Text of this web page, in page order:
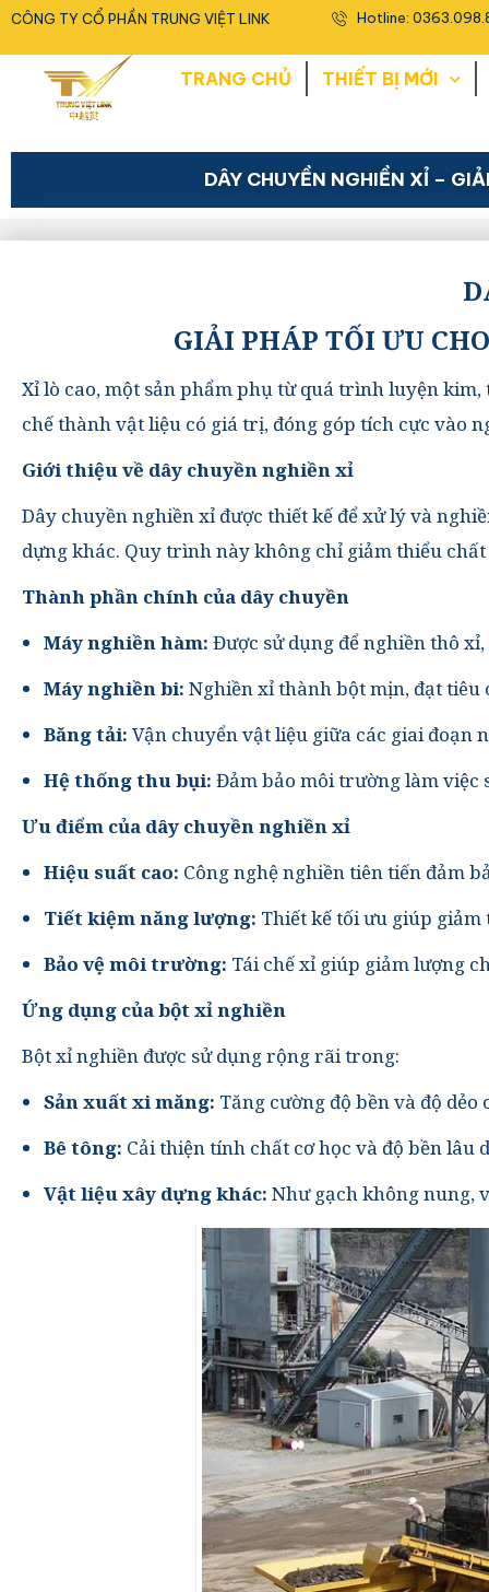
CÔNG TY CỔ PHẦN TRUNG VIỆT LINK Hotline:
TRANG CHỦ THIẾT BỊ MỚI
DÂY CHUYỀN NGHIỀN XỈ –
GIẢI PHÁP TỐI ƯU
Xỉ lò cao, một sản phẩm phụ từ quá trình luyện
chế thành vật liệu có giá trị, đóng góp tích cực vào
Giới thiệu về dây chuyền nghiền xỉ
Dây chuyền nghiền xỉ được thiết kế để xử lý và
dựng khác. Quy trình này không chỉ giảm thiểu
Thành phần chính của dây chuyền
Máy nghiền hàm: Được sử dụng để nghiền thô
Máy nghiền bi: Nghiền xỉ thành bột mịn, đạt tiêu
Băng tải: Vận chuyển vật liệu giữa các giai đoạn
Hệ thống thu bụi: Đảm bảo môi trường làm việc
Ưu điểm của dây chuyền nghiền xỉ
Hiệu suất cao: Công nghệ nghiền tiên tiến đảm
Tiết kiệm năng lượng: Thiết kế tối ưu giúp
Bảo vệ môi trường: Tái chế xỉ giúp giảm lượng
Ứng dụng của bột xỉ nghiền
Bột xỉ nghiền được sử dụng rộng rãi trong:
Sản xuất xi măng: Tăng cường độ bền và độ dẻo
Bê tông: Cải thiện tính chất cơ học và độ bền lâu
Vật liệu xây dựng khác: Như gạch không nung,